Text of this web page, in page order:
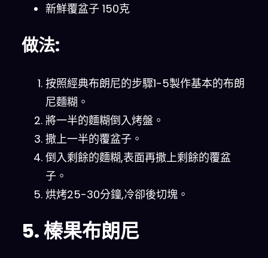
新鮮覆盆子 150克
做法:
按照經典布朗尼的步驟1-5製作基本的布朗
尼麵糊。
將一半的麵糊倒入烤盤。
撒上一半的覆盆子。
倒入剩餘的麵糊,表面再撒上剩餘的覆盆
子。
烘烤25-30分鐘,冷卻後切塊。
5. 榛果布朗尼